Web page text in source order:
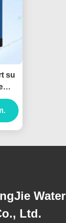
su
Water
Ltd.